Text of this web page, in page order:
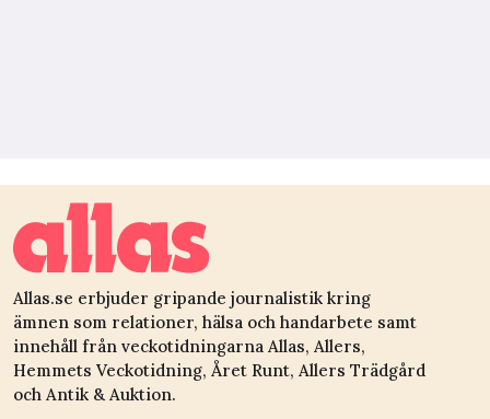
Allas.se erbjuder gripande journalistik kring
ämnen som relationer, hälsa och handarbete samt
innehåll från veckotidningarna Allas, Allers,
Hemmets Veckotidning, Året Runt, Allers Trädgård
och Antik & Auktion.